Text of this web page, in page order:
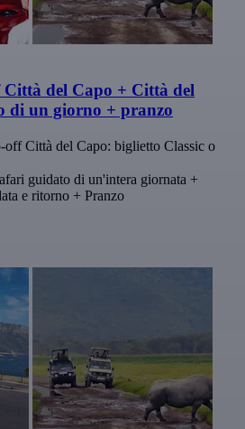
del Capo + Città del
di un giorno + pranzo
Città del Capo: biglietto Classic o
guidato di un'intera giornata +
e ritorno + Pranzo